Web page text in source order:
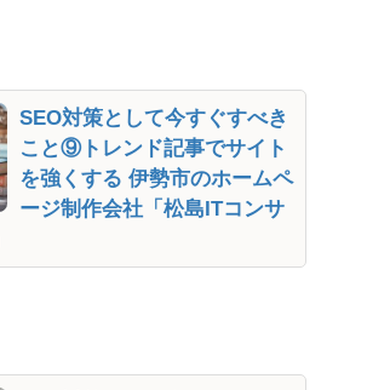
SEO対策として今すぐすべき
こと⑨トレンド記事でサイト
を強くする 伊勢市のホームペ
ージ制作会社「松島ITコンサ